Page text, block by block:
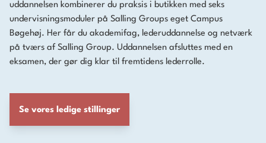
uddannelsen kombinerer du praksis i butikken med seks
undervisningsmoduler på Salling Groups eget Campus
Bøgehøj. Her får du akademifag, lederuddannelse og netværk
på tværs af Salling Group. Uddannelsen afsluttes med en
eksamen, der gør dig klar til fremtidens lederrolle.
Se vores ledige stillinger